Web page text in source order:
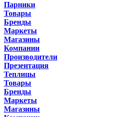
Парники
Товары
Бренды
Маркеты
Магазины
Компании
Производители
Презентация
Теплицы
Товары
Бренды
Маркеты
Магазины